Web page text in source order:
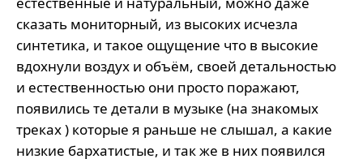
сказать мониторный, из высоких исчезла
синтетика, и такое ощущение что в высокие
вдохнули воздух и объём, своей детальностью
и естественностью они просто поражают,
появились те детали в музыке (на знакомых
треках ) которые я раньше не слышал, а какие
низкие бархатистые, и так же в них появился